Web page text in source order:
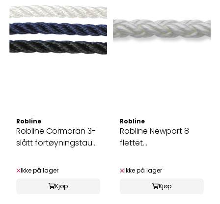
Robline
Robline Cormoran 3-
slått fortøyningstau
Ikke på lager
Kjøp
Robline
Robline Newport 8
flettet
...Ikke på lager
Kjøp